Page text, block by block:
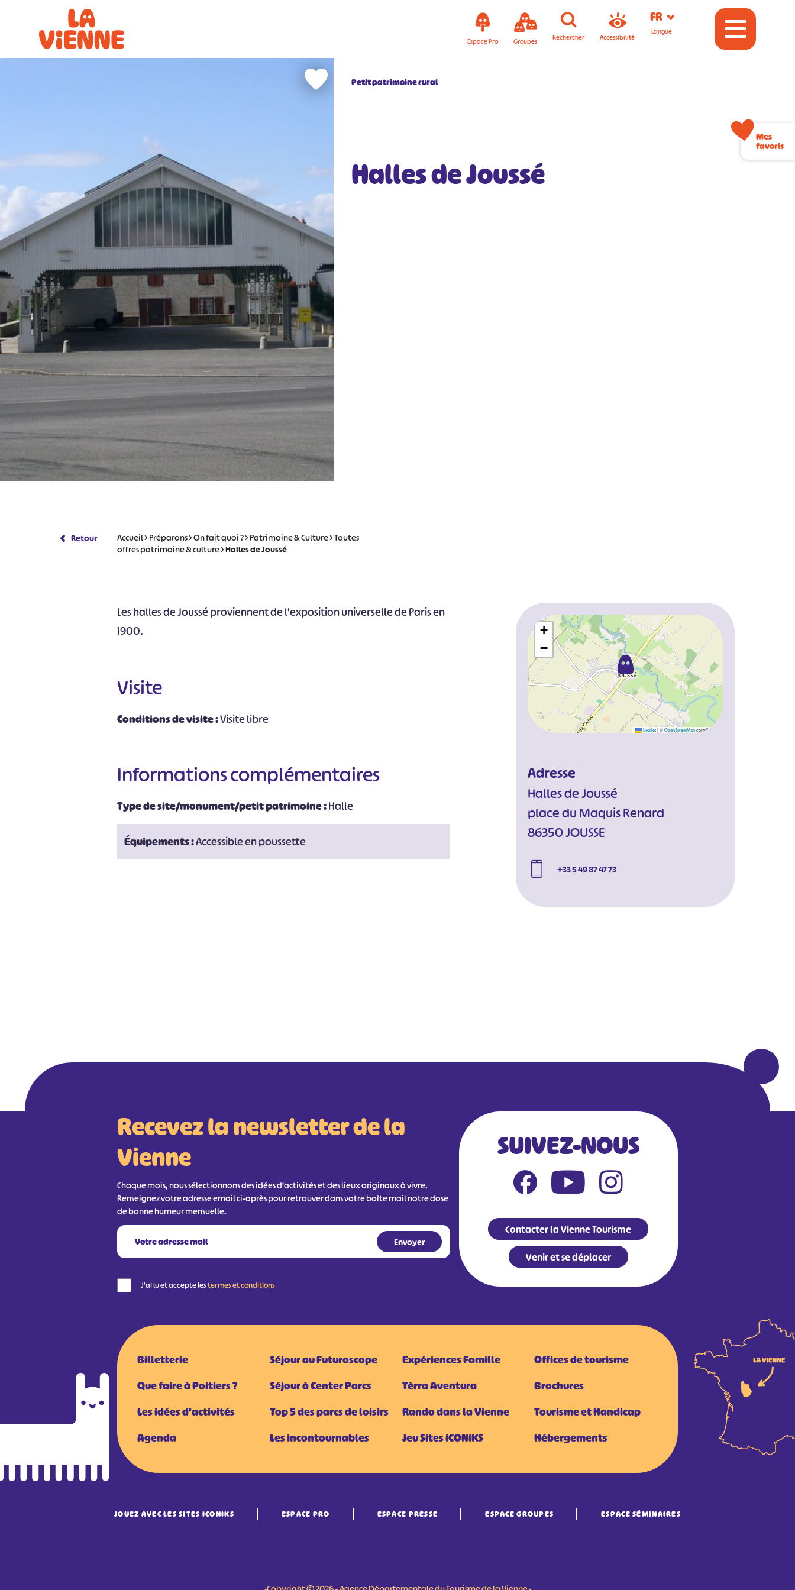
Espace Pro Groupes Rechercher Accessibilité
FR
Langue
Petit patrimoine rural
Halles de Joussé
Retour Accueil>Préparons>On fait quoi ?>Patrimoine & Culture>Toutes
offres patrimoine & culture>Halles de Joussé
Les halles de Joussé proviennent de l'exposition universelle de Paris en
1900.
Visite
Conditions de visite :Visite libre
Informations complémentaires
Type de site/monument/petit patrimoine :Halle
Équipements :Accessible en poussette
+
−
Leaflet|©OpenStreetMapcontributors
Adresse
Halles de Joussé
place du Maquis Renard
86350 JOUSSE
+33 5 49 87 47 73
Recevez la newsletter de la
Vienne
Chaque mois, nous sélectionnons des idées d'activités et des lieux originaux à vivre.
Renseignez votre adresse email ci-après pour retrouver dans votre boîte mail notre dose
de bonne humeur mensuelle.
J'ai lu et accepte lestermes et conditions
SUIVEZ-NOUS
Contacter la Vienne Tourisme
Venir et se déplacer
Billetterie
Que faire à Poitiers ?
Les idées d'activités
Agenda
Séjour au Futuroscope
Séjour à Center Parcs
Top 5 des parcs de loisirs
Les incontournables
Expériences Famille
Tèrra Aventura
Rando dans la Vienne
Jeu Sites iCONiKS
Offices de tourisme
Brochures
Tourisme et Handicap
Hébergements
JOUEZ AVEC LES SITES ICONIKS ESPACE PRO ESPACE PRESSE ESPACE GROUPES ESPACE SÉMINAIRES
Mes
favoris
Panneau de gestion des cookies